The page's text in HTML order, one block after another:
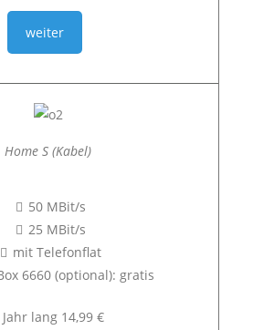
weiter
Home S (Kabel)
50 MBit/s
25 MBit/s
mit Telefonflat
6660 (optional): gratis
Jahr lang 14,99 €